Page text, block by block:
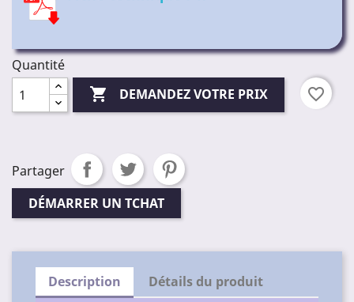
Quantité
 DEMANDEZ VOTRE PRIX favorite_border
Partager
DÉMARRER UN TCHAT
Description Détails du produit